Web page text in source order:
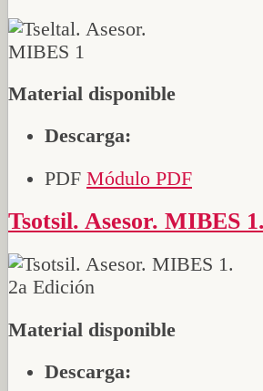
Material disponible
Descarga:
PDF Módulo PDF
Tsotsil. Asesor. MIBES
Material disponible
Descarga: